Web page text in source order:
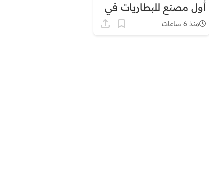
أول مصنع للبطاريات في
إفريقيا
منذ 6 ساعات